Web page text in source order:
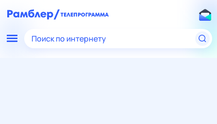
Поиск по интернету